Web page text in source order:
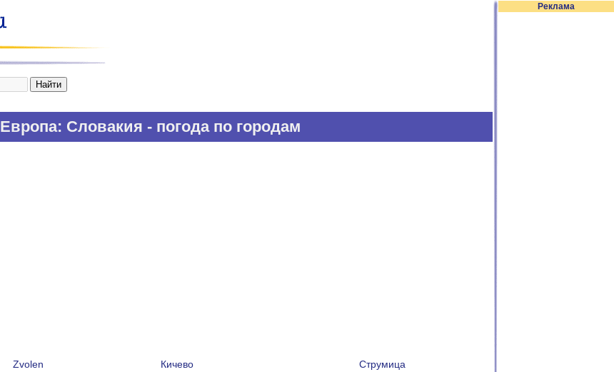
Реклама
Европа: Словакия - погода по городам
Zvolen
Кичево
Струмица